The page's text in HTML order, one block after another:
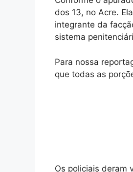
dos 13, no Acre.
integrante da
sistema
Para nossa
que todas as
Os policiais deram